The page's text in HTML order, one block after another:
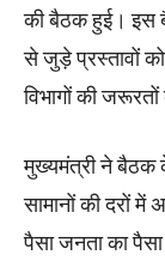
की बैठक हुई। इस
से जुड़े प्रस्तावों
विभागों की
मुख्यमंत्री ने बैठक
सामानों की दरों में
पैसा जनता का